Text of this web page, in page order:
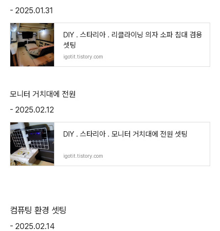
- 2025.01.31
DIY . 스타리아 . 리클라이닝 의자 소파 침대 겸용
셋팅
igotit.tistory.com
모니터 거치대에 전원
- 2025.02.12
DIY . 스타리아 . 모니터 거치대에 전원 셋팅
igotit.tistory.com
컴퓨팅 환경 셋팅
- 2025.02.14